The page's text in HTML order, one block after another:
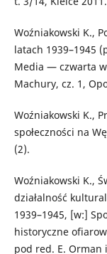
Woźniakowski K.,
latach 1939–1945
Media — czwarta
Machury, cz. 1,
Woźniakowski K.,
społeczności na
(2).
Woźniakowski K.,
działalność
1939–1945, [w:]
historyczne
pod red. E. Orman